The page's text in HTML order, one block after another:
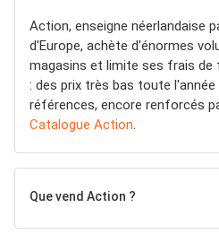
Action, enseigne néerlandaise
d'Europe, achète d'énormes
magasins et limite ses frais
: des prix très bas toute l'année
références, encore renforcés
Catalogue Action.
Que vend Action ?